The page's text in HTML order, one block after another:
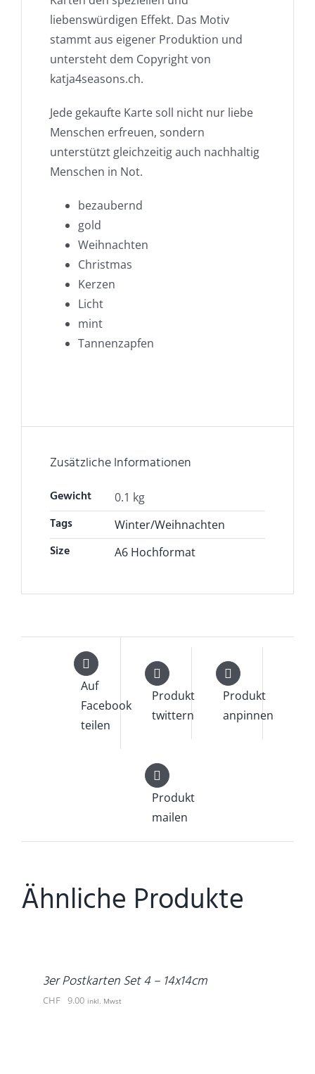
liebenswürdigen Effekt. Das Motiv
stammt aus eigener Produktion und
untersteht dem Copyright von
katja4seasons.ch.
Jede gekaufte Karte soll nicht nur liebe
Menschen erfreuen, sondern
unterstützt gleichzeitig auch nachhaltig
Menschen in Not.
bezaubernd
gold
Weihnachten
Christmas
Kerzen
Licht
mint
Tannenzapfen
Zusätzliche Informationen
Gewicht 0.1 kg
Tags Winter/Weihnachten
Size A6 Hochformat
Auf
Facebook
teilen
Produkt
twittern
Produkt
anpinnen
Produkt
mailen
Ähnliche Produkte
IN
3er Postkarten Set 4 – 14x14cm
CHF 9.00 inkl. Mwst